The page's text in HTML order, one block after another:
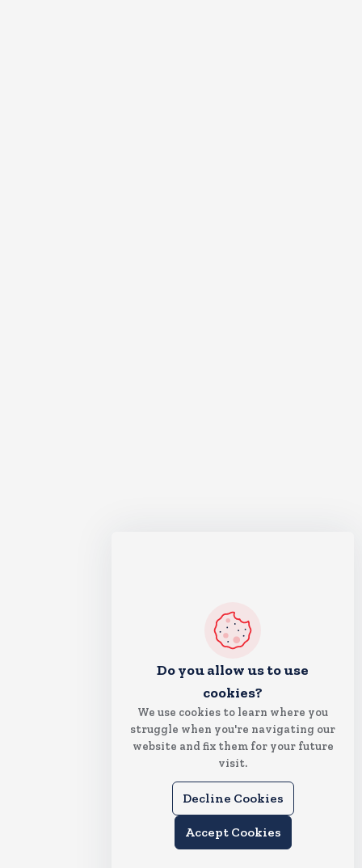
Do you allow us to use
cookies?
We use cookies to learn where you
struggle when you're navigating our
website and fix them for your future
visit.
Decline Cookies
Accept Cookies